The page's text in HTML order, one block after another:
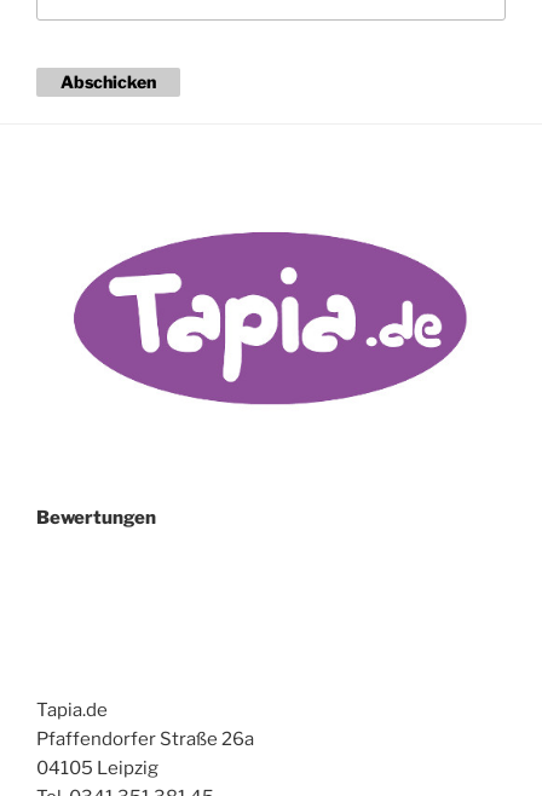
Abschicken
Bewertungen
Tapia.de
Pfaffendorfer Straße 26a
04105 Leipzig